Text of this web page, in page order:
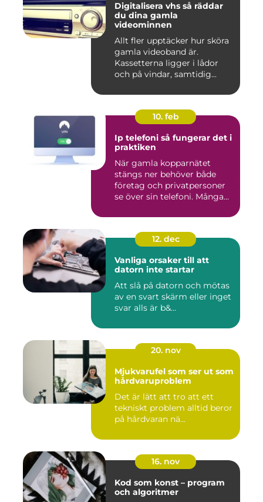
Digitalisera vhs så räddar
du dina gamla
videominnen
Allt fler upptäcker hur sköra
gamla videoband är.
Kassetterna ligger i lådor
och på vindar, samtidig...
10. feb
Ip telefoni så fungerar det i
praktiken
När gamla kopparnätet
stängs ner behöver både
företag och privatpersoner
se över sin telefoni. Många...
12. dec
Vanliga orsaker till att
datorn inte startar
Att slå på datorn och mötas
av en svart skärm eller inget
svar alls är b&...
20. nov
Mjukvarufel som ser ut som
hårdvaruproblem
Det är lätt att tro att ett
tekniskt problem alltid beror
på hårdvaran nä...
16. nov
Kod som konst – program
och algoritmer